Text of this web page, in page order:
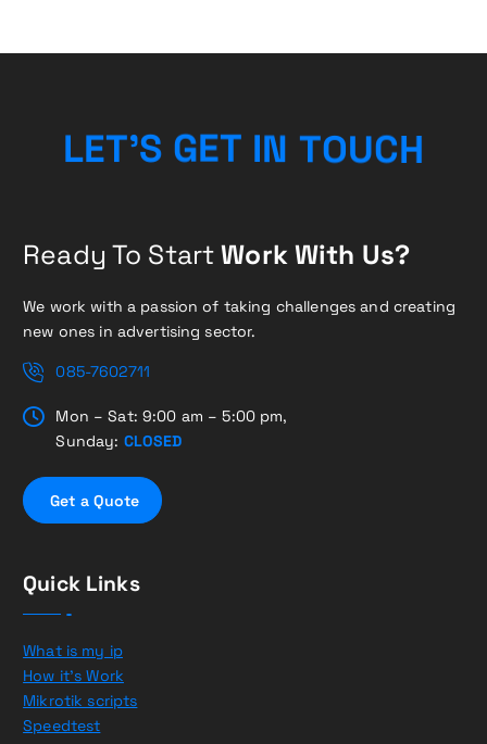
LET'S GET IN TOUCH
Ready To StartWork With Us?
We work with a passion of taking challenges and creating
new ones in advertising sector.
085-7602711
Mon – Sat: 9:00 am – 5:00 pm,
Sunday: CLOSED
Get a Quote
Quick Links
What is my ip
How it’s Work
Mikrotik scripts
Speedtest